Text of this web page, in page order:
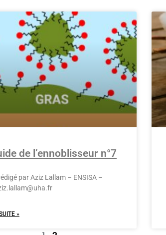
de l’ennoblisseur n°7
par Aziz Lallam – ENSISA –
»